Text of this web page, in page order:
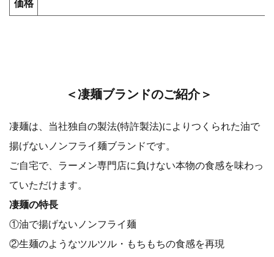
価格
＜凄麺ブランドのご紹介＞
凄麺は、当社独自の製法(特許製法)によりつくられた油で
揚げないノンフライ麺ブランドです。
ご自宅で、ラーメン専門店に負けない本物の食感を味わっ
ていただけます。
凄麺の特長
①油で揚げないノンフライ麺
②生麺のようなツルツル・もちもちの食感を再現